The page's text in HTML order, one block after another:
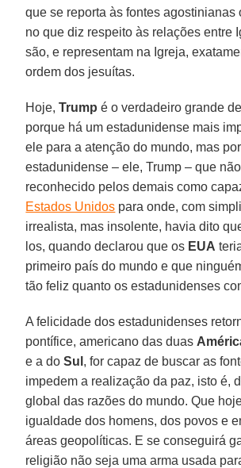
que se reporta às fontes agostinianas
no que diz respeito às relações entre
são, e representam na Igreja,
ordem dos jesuítas.
Hoje,Trump é o verdadeiro grande
porque há um estadunidense mais
ele para a atenção do mundo, mas
estadunidense – ele, Trump – que
reconhecido pelos demais como
Estados Unidos para onde, com
irrealista, mas insolente, havia dito
los, quando declarou que os EUA
primeiro país do mundo e que
tão feliz quanto os estadunidenses
A felicidade dos estadunidenses
pontífice, americano das duas
e a doSul , for capaz de buscar as
impedem a realização da paz, isto é,
global das razões do mundo. Que
igualdade dos homens, dos povos e
áreas geopolíticas. E se conseguirá
religião não seja uma arma usada